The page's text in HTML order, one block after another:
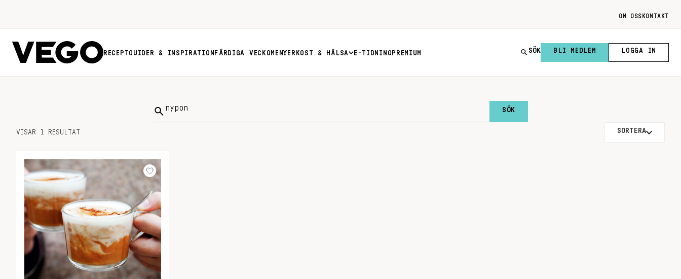
OM OSS KONTAKT
RECEPTGUIDER & INSPIRATION FÄRDIGA VECKOMENYER KOST & HÄLSA E-TIDNING PREMIUM SÖK BLI MEDLEM LOGGA IN
Sök
VISAR 1 RESULTAT SORTERA